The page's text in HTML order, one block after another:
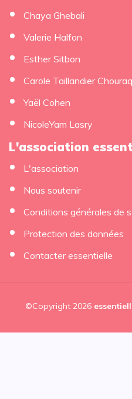
Chaya Ghebali
Valerie Halfon
Esther Sitbon
Carole Taillandier
Yaël Cohen
NicoleYam Lasry
L'association
L'association
Nous soutenir
Conditions générales de
Protection des données
Contacter essentielle
©Copyright 2026